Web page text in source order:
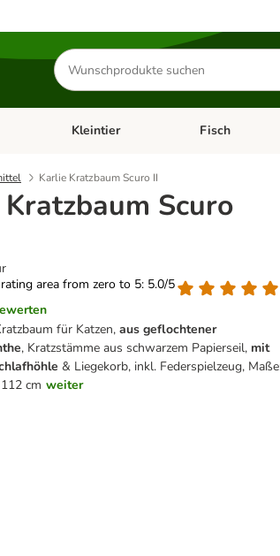
Produkte
suchen
& Zubehör
Kategorie-Menü öffnen: Hundefutter &
Kleintier Kategorie-Menü
Fisch
Karlie Kratzbaum Scuro II
Scuro
area from zero to 5: 5.0/5
für Katzen,aus geflochtener
, Kratzstämme aus schwarzem Papierseil, mit
& Liegekorb, inkl. Federspielzeug,
cm weiter